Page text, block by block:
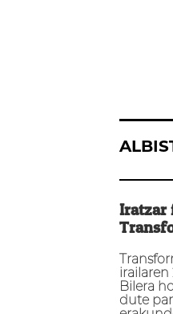
Iratzar
irailaren
Bilera
dute